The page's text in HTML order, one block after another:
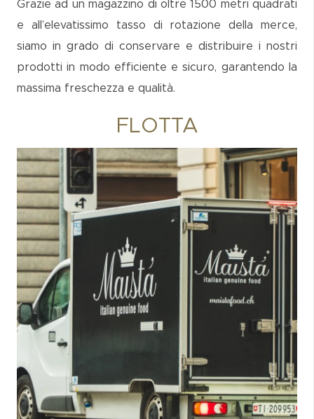
Grazie ad un magazzino di oltre 1500 metri quadrati
e all’elevatissimo tasso di rotazione della merce,
siamo in grado di conservare e distribuire i nostri
prodotti in modo efficiente e sicuro, garantendo la
massima freschezza e qualità.
FLOTTA